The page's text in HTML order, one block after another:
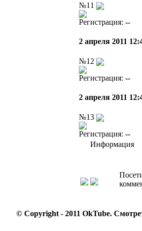
№11
Регистрация: --
2 апреля 2011
№12
Регистрация: --
2 апреля 2011
№13
Регистрация: --
Информация
© Copyright - 2011 OkTube.